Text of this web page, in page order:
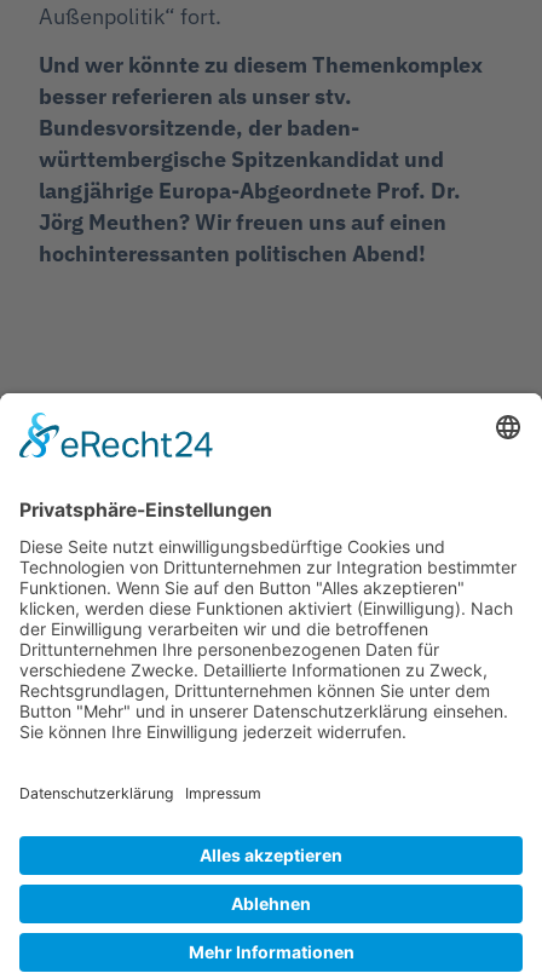
Außenpolitik“ fort.
Und wer könnte zu diesem Themenkomplex
besser referieren als unser stv.
Bundesvorsitzende, der baden-
württembergische Spitzenkandidat und
langjährige Europa-Abgeordnete Prof. Dr.
Jörg Meuthen? Wir freuen uns auf einen
hochinteressanten politischen Abend!
Jetzt teilen
Facebook Twitter
Pinterest WhatsApp Telegram
XING Email
KONTAKT
IMPRESSUM
DATENSCHUTZHINWEISE